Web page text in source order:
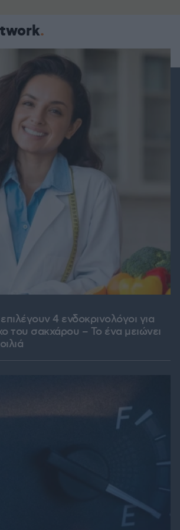
4 ενδοκρινολόγοι για
του σακχάρου – Το ένα μειώνει